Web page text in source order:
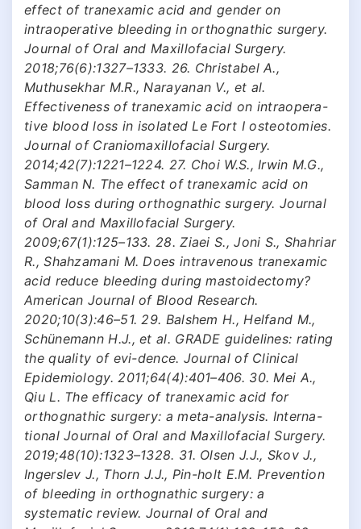
effect of tranexamic acid and gender on
intraoperative bleeding in orthognathic surgery.
Journal of Oral and Maxillofacial Surgery.
2018;76(6):1327–1333. 26. Christabel A.,
Muthusekhar M.R., Narayanan V., et al.
Effectiveness of tranexamic acid on intraopera-
tive blood loss in isolated Le Fort I osteotomies.
Journal of Craniomaxillofacial Surgery.
2014;42(7):1221–1224. 27. Choi W.S., Irwin M.G.,
Samman N. The effect of tranexamic acid on
blood loss during orthognathic surgery. Journal
of Oral and Maxillofacial Surgery.
2009;67(1):125–133. 28. Ziaei S., Joni S., Shahriar
R., Shahzamani M. Does intravenous tranexamic
acid reduce bleeding during mastoidectomy?
American Journal of Blood Research.
2020;10(3):46–51. 29. Balshem H., Helfand M.,
Schünemann H.J., et al. GRADE guidelines: rating
the quality of evi-dence. Journal of Clinical
Epidemiology. 2011;64(4):401–406. 30. Mei A.,
Qiu L. The efficacy of tranexamic acid for
orthognathic surgery: a meta-analysis. Interna-
tional Journal of Oral and Maxillofacial Surgery.
2019;48(10):1323–1328. 31. Olsen J.J., Skov J.,
Ingerslev J., Thorn J.J., Pin-holt E.M. Prevention
of bleeding in orthognathic surgery: a
systematic review. Journal of Oral and